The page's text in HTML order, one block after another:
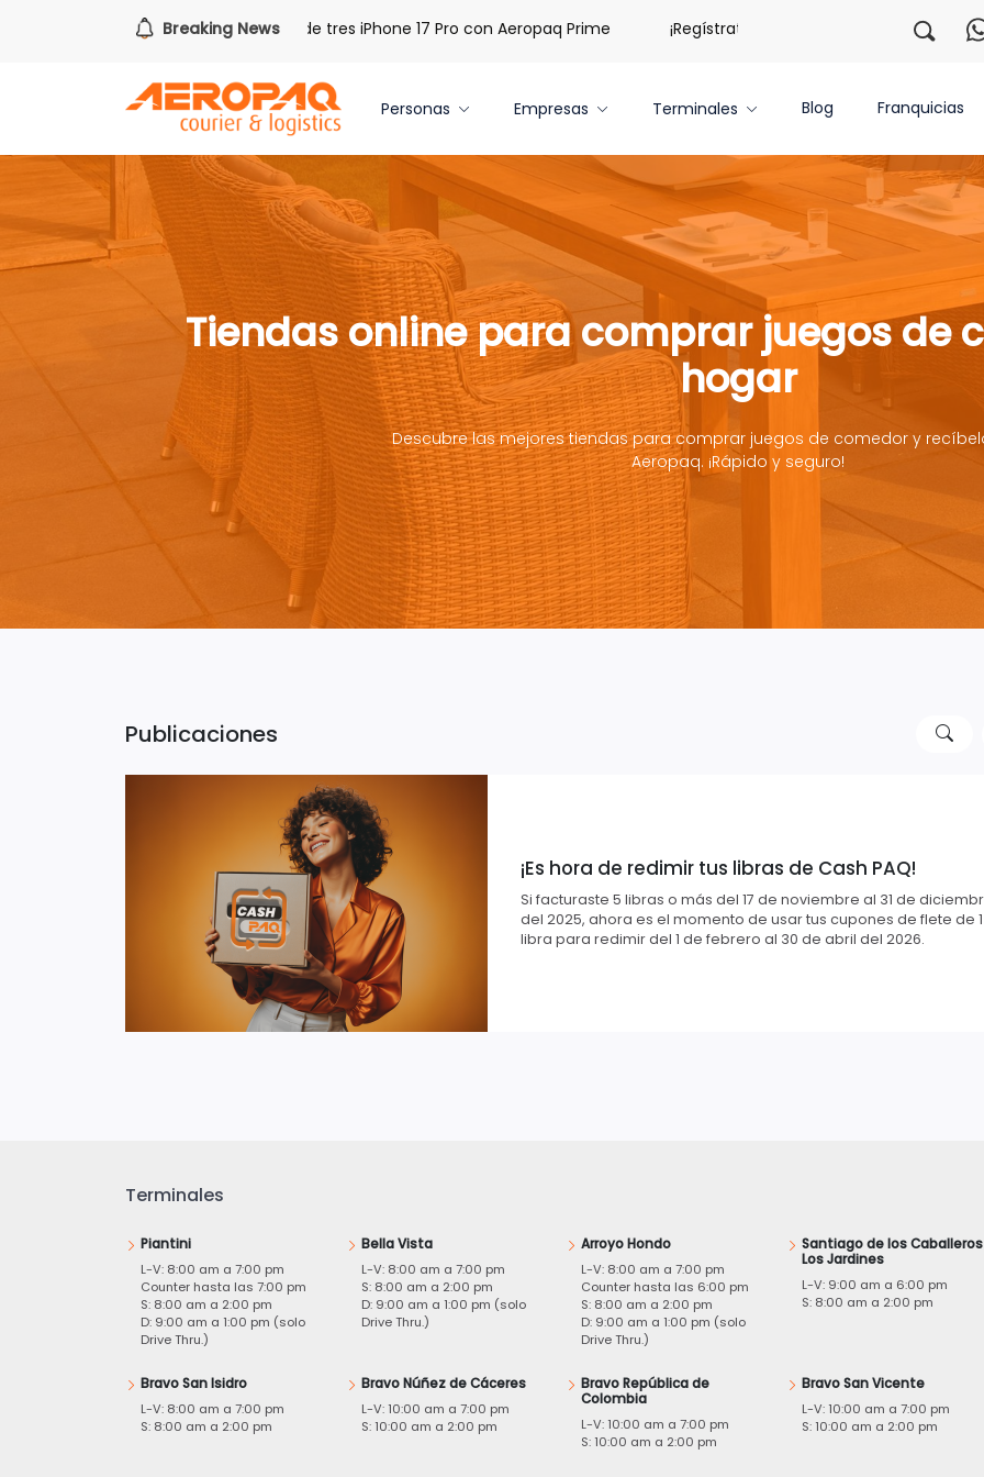
Breaking News
Gana uno de tres iPhone 17 Pro con Aeropaq Prime ¡Regístrate con nosotros y obtén 20 libras
Personas Empresas Terminales Blog Franquicias
Tiendas online para comprar juegos de
hogar
Descubre las mejores tiendas para comprar juegos de comedor y
Aeropaq. ¡Rápido y seguro!
Publicaciones
¡Es hora de redimir tus libras de Cash PAQ!
Si facturaste 5 libras o más del 17 de noviembre al 31 de
del 2025, ahora es el momento de usar tus cupones de flete de 1
libra para redimir del 1 de febrero al 30 de abril del 2026.
Terminales
Piantini
L-V: 8:00 am a 7:00 pm
Counter hasta las 7:00 pm
S: 8:00 am a 2:00 pm
D: 9:00 am a 1:00 pm (solo
Drive Thru.)
Bella Vista
L-V: 8:00 am a 7:00 pm
S: 8:00 am a 2:00 pm
D: 9:00 am a 1:00 pm (solo
Drive Thru.)
Arroyo Hondo
L-V: 8:00 am a 7:00 pm
Counter hasta las 6:00 pm
S: 8:00 am a 2:00 pm
D: 9:00 am a 1:00 pm (solo
Drive Thru.)
Santiago de los
Los Jardines
L-V: 9:00 am a 6:00 pm
S: 8:00 am a 2:00 pm
Bravo San Isidro
L-V: 8:00 am a 7:00 pm
S: 8:00 am a 2:00 pm
Bravo Núñez de Cáceres
L-V: 10:00 am a 7:00 pm
S: 10:00 am a 2:00 pm
Bravo República de
Colombia
L-V: 10:00 am a 7:00 pm
S: 10:00 am a 2:00 pm
Bravo San Vicente
L-V: 10:00 am a 7:00 pm
S: 10:00 am a 2:00 pm